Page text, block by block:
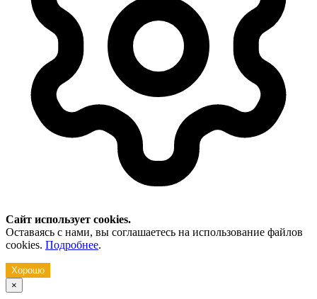
Сайт использует cookies.
Оставаясь с нами, вы соглашаетесь на использование файлов
cookies. Подробнее.
Хорошо
×